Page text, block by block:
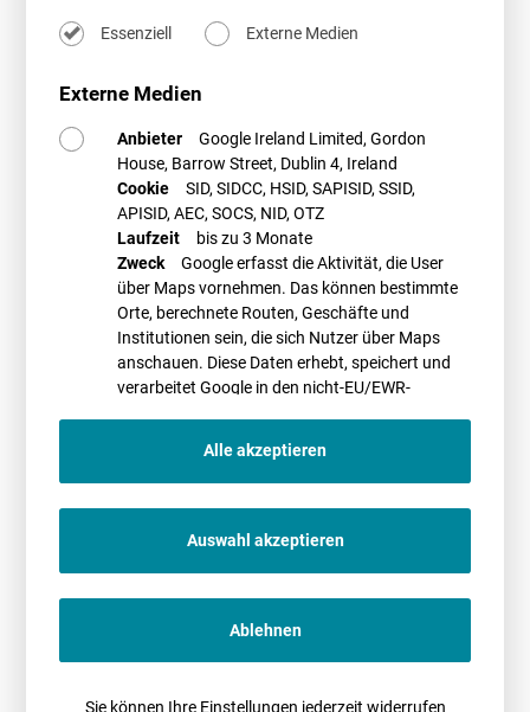
Weitere Informationen und einen Anmeldelink finden Sie
PROMETHEUS Referent*in
Dr. Christoph Richter
11.11.2020
13:15 - 14:30 Uhr
Essenziell Externe Medien
Externe Medien
Anbieter
Google Ireland Limited, Gordon
House, Barrow Street, Dublin 4, Ireland
Cookie
SID, SIDCC, HSID, SAPISID, SSID,
APISID, AEC, SOCS, NID, OTZ
Laufzeit
bis zu 3 Monate
Zweck
Google erfasst die Aktivität, die User
über Maps vornehmen. Das können bestimmte
Orte, berechnete Routen, Geschäfte und
Institutionen sein, die sich Nutzer über Maps
anschauen. Diese Daten erhebt, speichert und
verarbeitet Google in den nicht-EU/EWR-
Alle akzeptieren
Auswahl akzeptieren
Ablehnen
Sie können Ihre Einstellungen jederzeit widerrufen